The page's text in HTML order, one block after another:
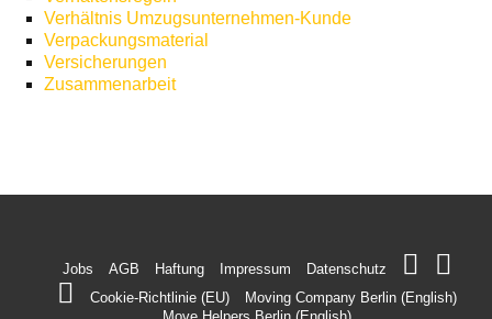
Verhältnis Umzugsunternehmen-Kunde
Verpackungsmaterial
Versicherungen
Zusammenarbeit
Jobs AGB Haftung Impressum
Datenschutz
Cookie-Richtlinie (EU)
Moving Company Berlin (English)